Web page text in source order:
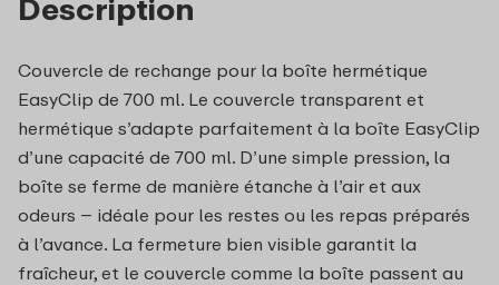
Description
Couvercle de rechange pour la boîte hermétique
EasyClip de 700 ml. Le couvercle transparent et
hermétique s’adapte parfaitement à la boîte EasyClip
d’une capacité de 700 ml. D’une simple pression, la
boîte se ferme de manière étanche à l’air et aux
odeurs – idéale pour les restes ou les repas préparés
à l’avance. La fermeture bien visible garantit la
fraîcheur, et le couvercle comme la boîte passent au